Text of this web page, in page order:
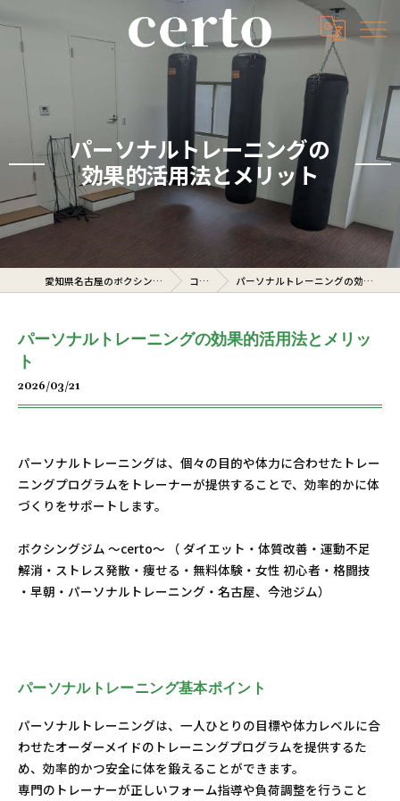
パーソナルトレーニングの
効果的活用法とメリット
愛知県名古屋のボクシングジムならcerto コラム パーソナルトレーニングの効果的活用法とメリット
パーソナルトレーニングの効果的活用法とメリッ
ト
2026/03/21
パーソナルトレーニングは、個々の目的や体力に合わせたトレー
ニングプログラムをトレーナーが提供することで、効率的かに体
づくりをサポートします。
ボクシングジム ～certo～ （ ダイエット・体質改善・運動不足
解消・ストレス発散・痩せる・無料体験・女性 初心者・格闘技
・早朝・パーソナルトレーニング・名古屋、今池ジム）
パーソナルトレーニング基本ポイント
パーソナルトレーニングは、一人ひとりの目標や体力レベルに合
わせたオーダーメイドのトレーニングプログラムを提供するた
め、効率的かつ安全に体を鍛えることができます。
専門のトレーナーが正しいフォーム指導や負荷調整を行うこと